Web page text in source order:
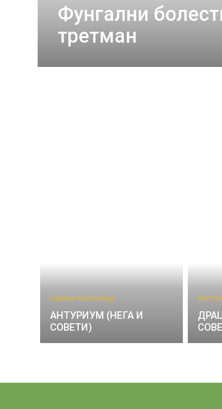
Фунгални
третман
СОБНИ РАСТЕНИЈА
АНТУРИУМ (НЕГА И
СОВЕТИ)